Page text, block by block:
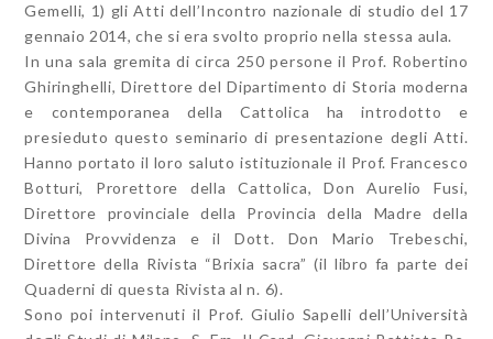
Gemelli, 1) gli Atti dell’Incontro nazionale di studio del 17
gennaio 2014, che si era svolto proprio nella stessa aula.
In una sala gremita di circa 250 persone il Prof. Robertino
Ghiringhelli, Direttore del Dipartimento di Storia moderna
e contemporanea della Cattolica ha introdotto e
presieduto questo seminario di presentazione degli Atti.
Hanno portato il loro saluto istituzionale il Prof. Francesco
Botturi, Prorettore della Cattolica, Don Aurelio Fusi,
Direttore provinciale della Provincia della Madre della
Divina Provvidenza e il Dott. Don Mario Trebeschi,
Direttore della Rivista “Brixia sacra” (il libro fa parte dei
Quaderni di questa Rivista al n. 6).
Sono poi intervenuti il Prof. Giulio Sapelli dell’Università